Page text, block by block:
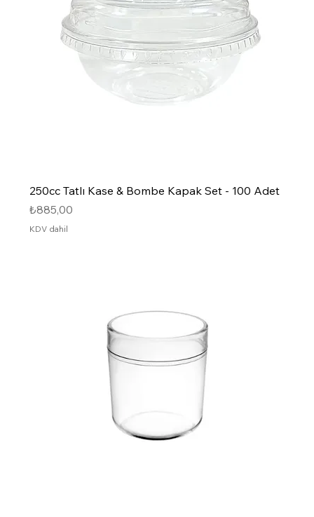
250cc Tatlı Kase & Bombe Kapak Set - 100 Adet
Fiyat
₺885,00
KDV dahil